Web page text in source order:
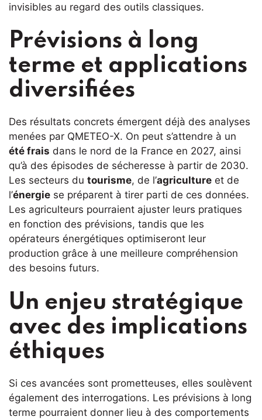
invisibles au regard des outils classiques.
Prévisions à long
terme et applications
diversifiées
Des résultats concrets émergent déjà des analyses
menées par QMETEO-X. On peut s’attendre à un
été frais dans le nord de la France en 2027, ainsi
qu’à des épisodes de sécheresse à partir de 2030.
Les secteurs du tourisme, de l’agriculture et de
l’énergie se préparent à tirer parti de ces données.
Les agriculteurs pourraient ajuster leurs pratiques
en fonction des prévisions, tandis que les
opérateurs énergétiques optimiseront leur
production grâce à une meilleure compréhension
des besoins futurs.
Un enjeu stratégique
avec des implications
éthiques
Si ces avancées sont prometteuses, elles soulèvent
également des interrogations. Les prévisions à long
terme pourraient donner lieu à des comportements